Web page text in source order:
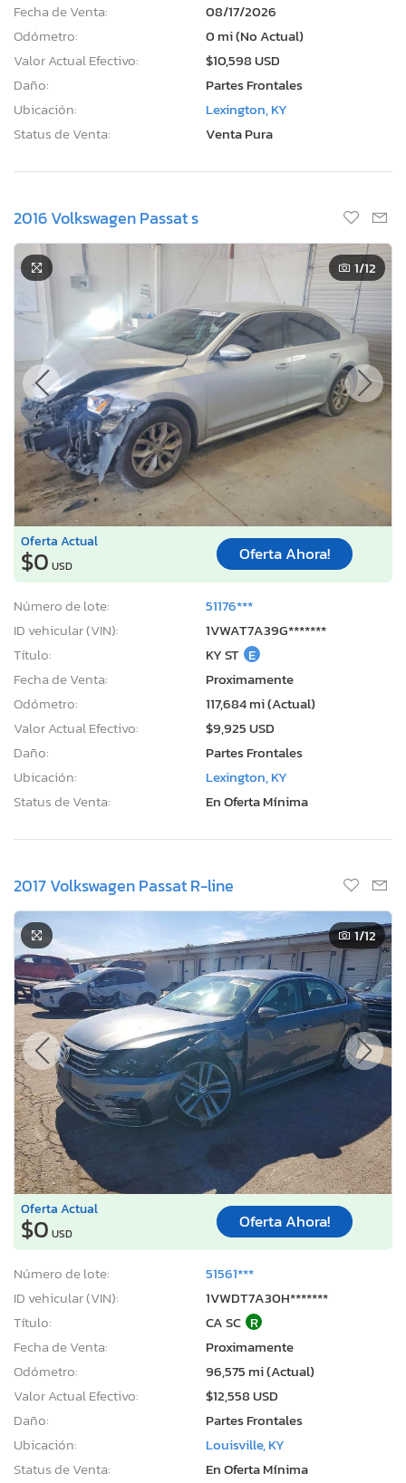
Fecha de Venta:
08/17/2026
Odómetro:
0 mi (No Actual)
Valor Actual Efectivo:
$10,598 USD
Daño:
Partes Frontales
Ubicación:
Lexington, KY
Status de Venta:
Venta Pura
2016 Volkswagen Passat s
1/12
Oferta Actual
$0 USD
Oferta Ahora!
Número de lote:
51176***
ID vehicular (VIN):
1VWAT7A39G*******
Título:
KY ST E
Fecha de Venta:
Proximamente
Odómetro:
117,684 mi (Actual)
Valor Actual Efectivo:
$9,925 USD
Daño:
Partes Frontales
Ubicación:
Lexington, KY
Status de Venta:
En Oferta Mínima
2017 Volkswagen Passat R-line
1/12
Oferta Actual
$0 USD
Oferta Ahora!
Número de lote:
51561***
ID vehicular (VIN):
1VWDT7A30H*******
Título:
CA SC R
Fecha de Venta:
Proximamente
Odómetro:
96,575 mi (Actual)
Valor Actual Efectivo:
$12,558 USD
Daño:
Partes Frontales
Ubicación:
Louisville, KY
Status de Venta:
En Oferta Mínima